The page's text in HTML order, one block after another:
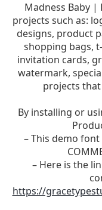
Madness Baby |
projects such as:
designs, product
shopping bags,
invitation cards,
watermark,
projects that
By installing or
– This demo font
– Here is the
https://